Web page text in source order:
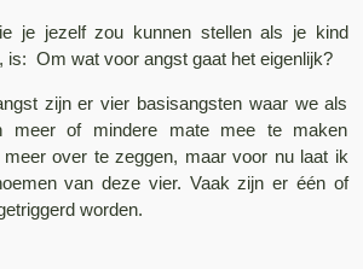
je jezelf zou kunnen stellen als je kind
is: Om wat voor angst gaat het eigenlijk?
zijn er vier basisangsten waar we als
meer of mindere mate mee te maken
over te zeggen, maar voor nu laat ik
van deze vier. Vaak zijn er één of
worden.